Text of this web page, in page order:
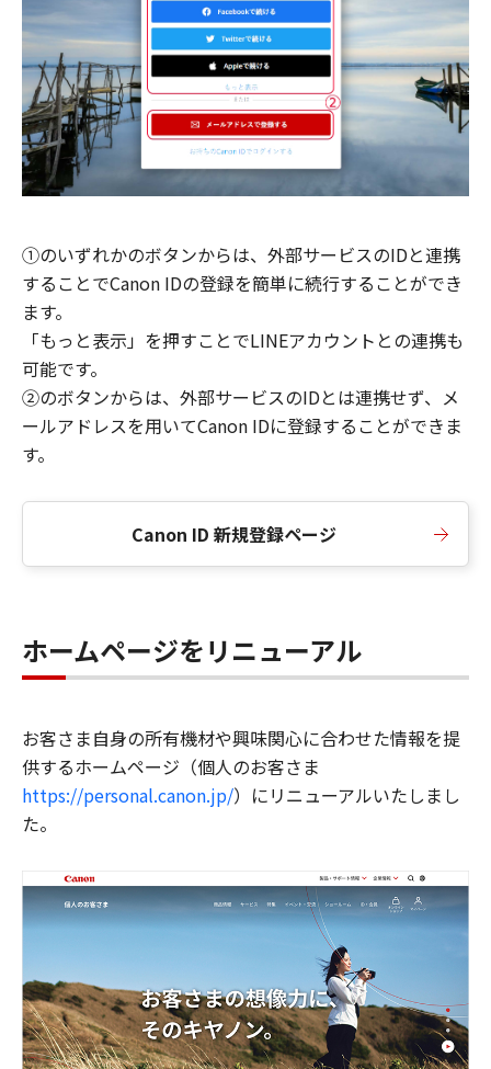
①のいずれかのボタンからは、外部サービスのIDと連携
することでCanon IDの登録を簡単に続行することができ
ます。
「もっと表示」を押すことでLINEアカウントとの連携も
可能です。
②のボタンからは、外部サービスのIDとは連携せず、メ
ールアドレスを用いてCanon IDに登録することができま
す。
Canon ID 新規登録ページ
ホームページをリニューアル
お客さま自身の所有機材や興味関心に合わせた情報を提
供するホームページ（個人のお客さま
https://personal.canon.jp/）にリニューアルいたしまし
た。